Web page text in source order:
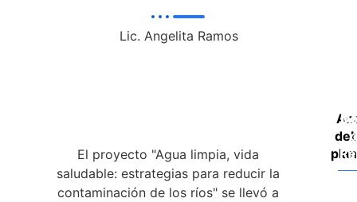
Lic. Angelita Ramos
El proyecto "Agua limpia, vida
saludable: estrategias para reducir la
contaminación de los ríos" se llevó a